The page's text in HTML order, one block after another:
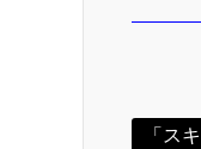
「ス